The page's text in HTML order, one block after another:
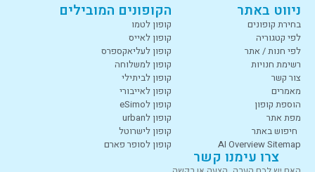
ניווט באתר
בחירת קופונים
לפי קטגוריה
לפי חנות / אתר
רשימת חנויות
צור קשר
מאמרים
הוספת קופון
מפת אתר
חיפוש באתר
AI Overview Sitemap
הקופונים המובילים
קופון לטמו
קופון לאייס
קופון לעליאקספרס
קופון למשלוחה
קופון לביתילי
קופון לאייבורי
קופון לeSimo
קופון לurban
קופון לישרוטל
קופון לסופר פארם
צרו עימנו קשר